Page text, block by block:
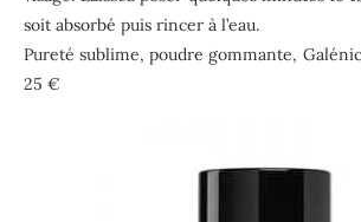
soit absorbé puis rincer à l’eau.
Pureté sublime, poudre gommante,
25 €